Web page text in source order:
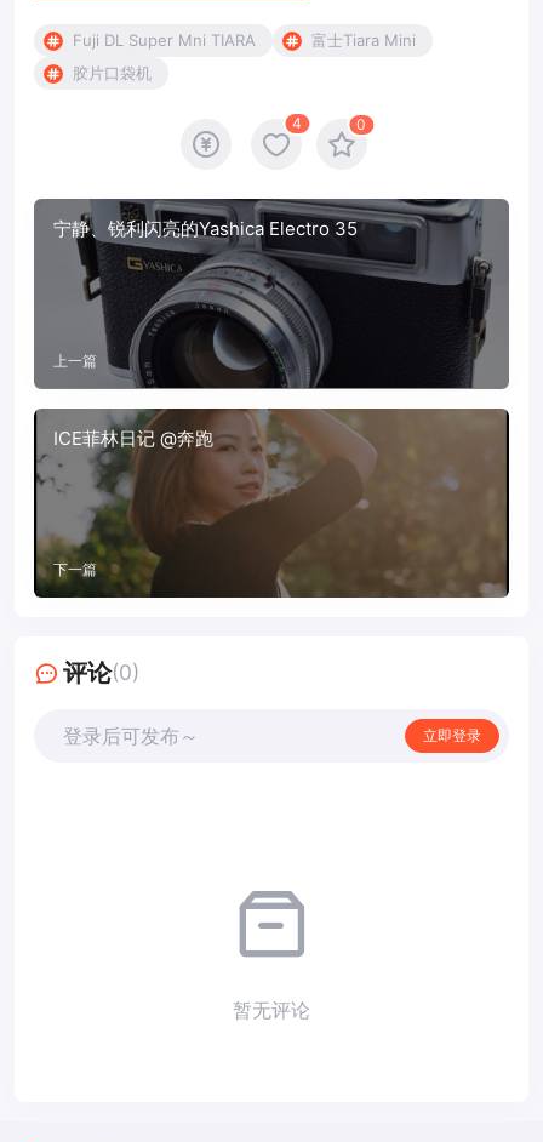
Fuji DL Super Mni TIARA
富士Tiara Mini
胶片口袋机
4 0
宁静、锐利闪亮的Yashica Electro 35
上一篇
ICE菲林日记 @奔跑
下一篇
评论(0)
登录后可发布～ 立即登录
暂无评论